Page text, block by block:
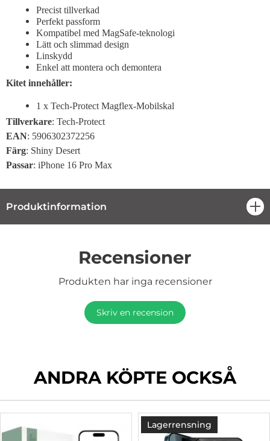
Precist tillverkad
Perfekt passform
Kompatibel med MagSafe-teknologi
Lätt och slimmad design
Linskydd
Enkel att montera och demontera
Kitet innehåller:
1 x Tech-Protect Magflex-Mobilskal
Tillverkare: Tech-Protect
EAN: 5906302372256
Färg: Shiny Desert
Passar: iPhone 16 Pro Max
Produktinformation
Recensioner
Produkten har inga recensioner
Skriv en recension
ANDRA KÖPTE OCKSÅ
Lagerrensning